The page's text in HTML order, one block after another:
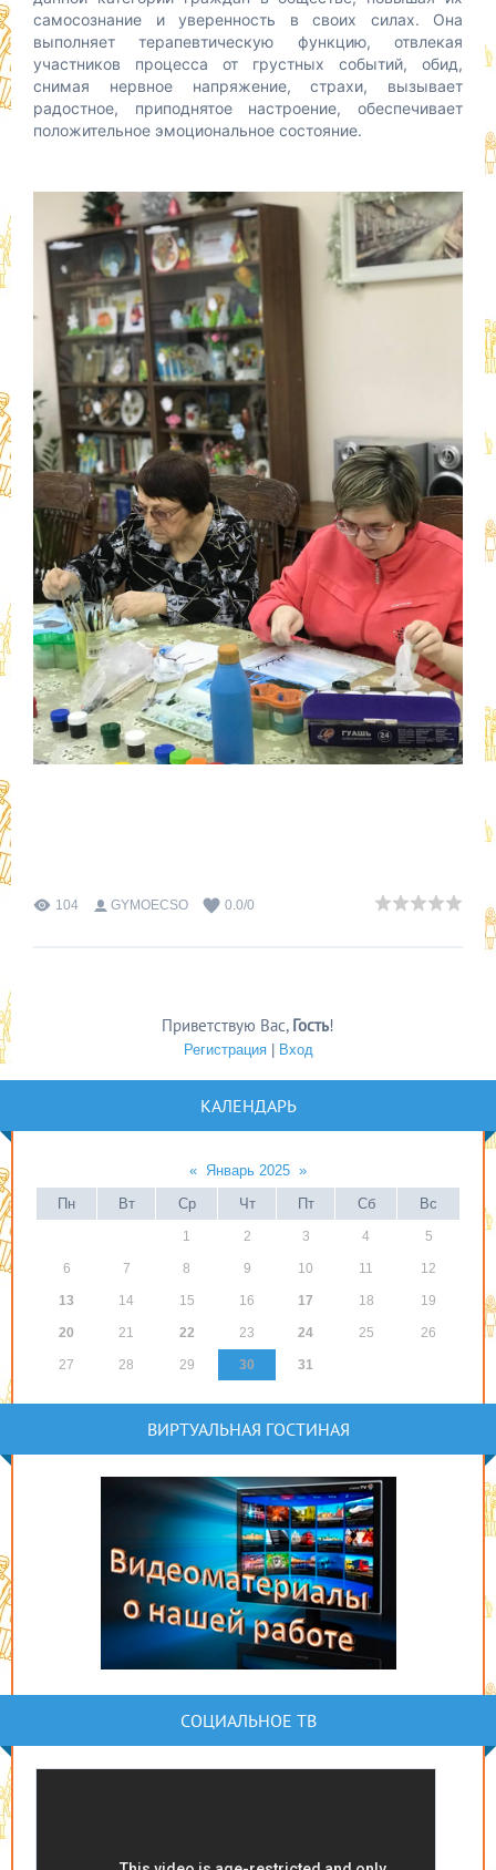
самосознание и уверенность в своих силах. Она
выполняет терапевтическую функцию, отвлекая
участников процесса от грустных событий, обид,
снимая нервное напряжение, страхи, вызывает
радостное, приподнятое настроение, обеспечивает
положительное эмоциональное состояние.
104 GYMOECSO 0.0/0
Приветствую Вас, Гость!
Регистрация| Вход
КАЛЕНДАРЬ
« Январь 2025 »
Пн
Вт Ср Чт Пт Сб Вс
1 2 3 4 5
6 7 8 9 10 11 12
13 14 15 16 17 18 19
20 21 22 23 24 25 26
27 28 29 30 31
ВИРТУАЛЬНАЯ ГОСТИНАЯ
СОЦИАЛЬНОЕ ТВ